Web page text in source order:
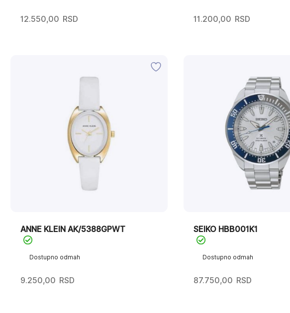
12.550,00 RSD 11.200,00 RSD
Dostupno odmah
ANNE KLEIN AK/5388GPWT
9.250,00 RSD
Dostupno odmah
SEIKO HBB001K1
87.750,00 RSD